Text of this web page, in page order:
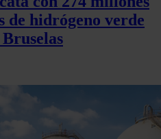
de hidrógeno verde